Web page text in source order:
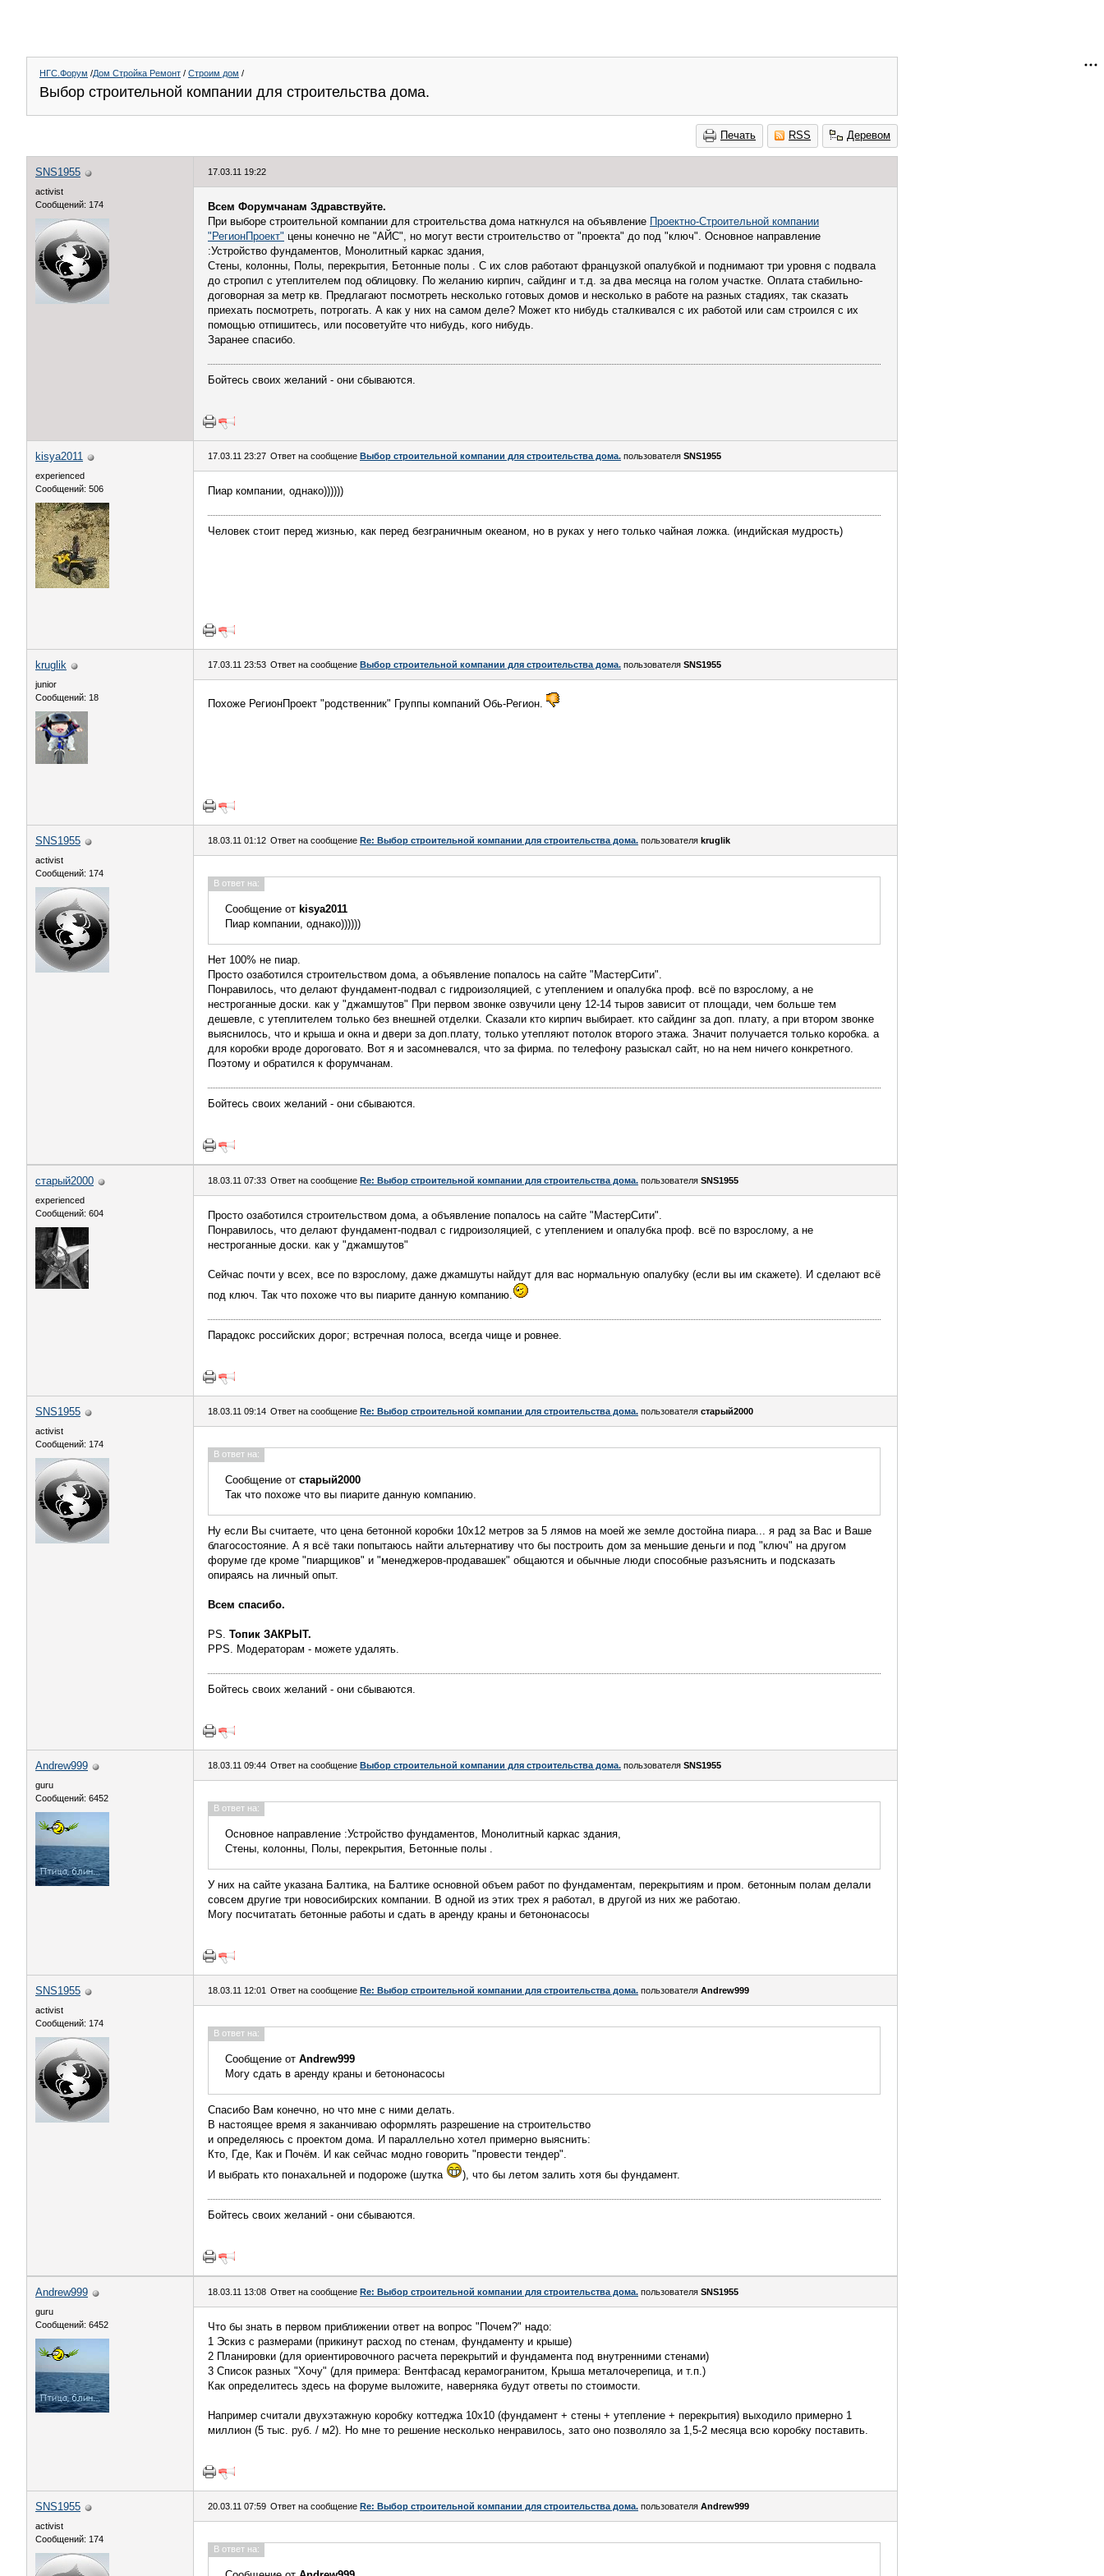
НГС.Форум /Дом Стройка Ремонт / Строим дом /
Выбор строительной компании для строительства дома.
Печать RSS Деревом
SNS1955
activist
Сообщений: 174
17.03.11 19:22
Всем Форумчанам Здравствуйте.
При выборе строительной компании для строительства дома наткнулся на объявление Проектно-Строительной компании
"РегионПроект" цены конечно не "АЙС", но могут вести строительство от "проекта" до под "ключ". Основное направление
:Устройство фундаментов, Монолитный каркас здания,
Стены, колонны, Полы, перекрытия, Бетонные полы . С их слов работают французкой опалубкой и поднимают три уровня с подвала
до стропил с утеплителем под облицовку. По желанию кирпич, сайдинг и т.д. за два месяца на голом участке. Оплата стабильно-
договорная за метр кв. Предлагают посмотреть несколько готовых домов и несколько в работе на разных стадиях, так сказать
приехать посмотреть, потрогать. А как у них на самом деле? Может кто нибудь сталкивался с их работой или сам строился с их
помощью отпишитесь, или посоветуйте что нибудь, кого нибудь.
Заранее спасибо.
Бойтесь своих желаний - они сбываются.
kisya2011
experienced
Сообщений: 506
17.03.11 23:27 Ответ на сообщение Выбор строительной компании для строительства дома. пользователя SNS1955
Пиар компании, однако))))))
Человек стоит перед жизнью, как перед безграничным океаном, но в руках у него только чайная ложка. (индийская мудрость)
kruglik
junior
Сообщений: 18
17.03.11 23:53 Ответ на сообщение Выбор строительной компании для строительства дома. пользователя SNS1955
Похоже РегионПроект "родственник" Группы компаний Обь-Регион.
SNS1955
activist
Сообщений: 174
18.03.11 01:12 Ответ на сообщение Re: Выбор строительной компании для строительства дома. пользователя kruglik
В ответ на:
Сообщение от kisya2011
Пиар компании, однако))))))
Нет 100% не пиар.
Просто озаботился строительством дома, а объявление попалось на сайте "МастерСити".
Понравилось, что делают фундамент-подвал с гидроизоляцией, с утеплением и опалубка проф. всё по взрослому, а не
нестроганные доски. как у "джамшутов" При первом звонке озвучили цену 12-14 тыров зависит от площади, чем больше тем
дешевле, с утеплителем только без внешней отделки. Сказали кто кирпич выбирает. кто сайдинг за доп. плату, а при втором звонке
выяснилось, что и крыша и окна и двери за доп.плату, только утепляют потолок второго этажа. Значит получается только коробка. а
для коробки вроде дороговато. Вот я и засомневался, что за фирма. по телефону разыскал сайт, но на нем ничего конкретного.
Поэтому и обратился к форумчанам.
Бойтесь своих желаний - они сбываются.
старый2000
experienced
Сообщений: 604
18.03.11 07:33 Ответ на сообщение Re: Выбор строительной компании для строительства дома. пользователя SNS1955
Просто озаботился строительством дома, а объявление попалось на сайте "МастерСити".
Понравилось, что делают фундамент-подвал с гидроизоляцией, с утеплением и опалубка проф. всё по взрослому, а не
нестроганные доски. как у "джамшутов"
Сейчас почти у всех, все по взрослому, даже джамшуты найдут для вас нормальную опалубку (если вы им скажете). И сделают всё
под ключ. Так что похоже что вы пиарите данную компанию.
Парадокс российских дорог; встречная полоса, всегда чище и ровнее.
SNS1955
activist
Сообщений: 174
18.03.11 09:14 Ответ на сообщение Re: Выбор строительной компании для строительства дома. пользователя старый2000
В ответ на:
Сообщение от старый2000
Так что похоже что вы пиарите данную компанию.
Ну если Вы считаете, что цена бетонной коробки 10х12 метров за 5 лямов на моей же земле достойна пиара... я рад за Вас и Ваше
благосостояние. А я всё таки попытаюсь найти альтернативу что бы построить дом за меньшие деньги и под "ключ" на другом
форуме где кроме "пиарщиков" и "менеджеров-продавашек" общаются и обычные люди способные разъяснить и подсказать
опираясь на личный опыт.
Всем спасибо.
PS. Топик ЗАКРЫТ.
PPS. Модераторам - можете удалять.
Бойтесь своих желаний - они сбываются.
Andrew999
guru
Сообщений: 6452
18.03.11 09:44 Ответ на сообщение Выбор строительной компании для строительства дома. пользователя SNS1955
В ответ на:
Основное направление :Устройство фундаментов, Монолитный каркас здания,
Стены, колонны, Полы, перекрытия, Бетонные полы .
У них на сайте указана Балтика, на Балтике основной объем работ по фундаментам, перекрытиям и пром. бетонным полам делали
совсем другие три новосибирских компании. В одной из этих трех я работал, в другой из них же работаю.
Могу посчитатать бетонные работы и сдать в аренду краны и бетононасосы
SNS1955
activist
Сообщений: 174
18.03.11 12:01 Ответ на сообщение Re: Выбор строительной компании для строительства дома. пользователя Andrew999
В ответ на:
Сообщение от Andrew999
Могу сдать в аренду краны и бетононасосы
Спасибо Вам конечно, но что мне с ними делать.
В настоящее время я заканчиваю оформлять разрешение на строительство
и определяюсь с проектом дома. И параллельно хотел примерно выяснить:
Кто, Где, Как и Почём. И как сейчас модно говорить "провести тендер".
И выбрать кто понахальней и подороже (шутка
), что бы летом залить хотя бы фундамент.
Бойтесь своих желаний - они сбываются.
Andrew999
guru
Сообщений: 6452
18.03.11 13:08 Ответ на сообщение Re: Выбор строительной компании для строительства дома. пользователя SNS1955
Что бы знать в первом приближении ответ на вопрос "Почем?" надо:
1 Эскиз с размерами (прикинут расход по стенам, фундаменту и крыше)
2 Планировки (для ориентировочного расчета перекрытий и фундамента под внутренними стенами)
3 Список разных "Хочу" (для примера: Вентфасад керамогранитом, Крыша металочерепица, и т.п.)
Как определитесь здесь на форуме выложите, наверняка будут ответы по стоимости.
Например считали двухэтажную коробку коттеджа 10х10 (фундамент + стены + утепление + перекрытия) выходило примерно 1
миллион (5 тыс. руб. / м2). Но мне то решение несколько ненравилось, зато оно позволяло за 1,5-2 месяца всю коробку поставить.
SNS1955
activist
Сообщений: 174
20.03.11 07:59 Ответ на сообщение Re: Выбор строительной компании для строительства дома. пользователя Andrew999
В ответ на: